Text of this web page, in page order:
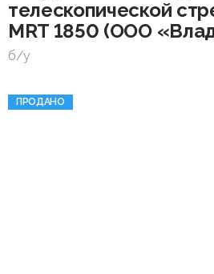
ПРОДАНО
телескопической
MRT 1850 (ООО
б/у